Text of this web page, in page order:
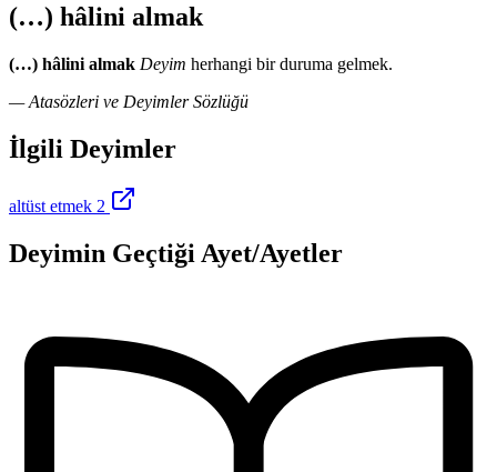
(…) hâlini almak
(…) hâlini almak Deyim herhangi bir duruma gelmek.
— Atasözleri ve Deyimler Sözlüğü
İlgili Deyimler
altüst etmek 2
Deyimin Geçtiği Ayet/Ayetler